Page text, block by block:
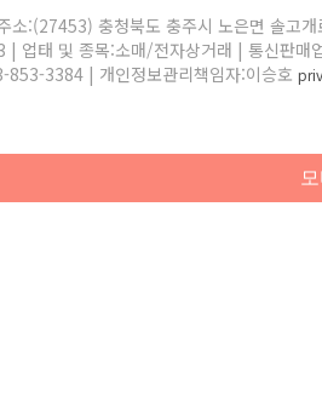
소:(27453) 충청북도 충주시 노은면 솔고
업태 및 종목:소매/전자상거래 | 통신판매
853-3384 | 개인정보관리책임자:이승호